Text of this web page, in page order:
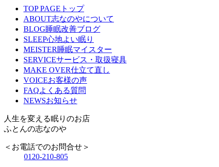
TOP PAGE トップ
ABOUT志なのやについて
BLOG睡眠改善ブログ
SLEEP心地よい眠り
MEISTER睡眠マイスター
SERVICEサービス・取扱寝具
MAKE OVER仕立て直し
VOICEお客様の声
FAQよくある質問
NEWSお知らせ
人生を変える眠りのお店
ふとんの志なのや
＜お電話でのお問合せ＞
0120-210-805